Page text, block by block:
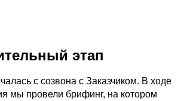
этап
с созвона с Заказчиком. В ходе
мы провели брифинг, на котором